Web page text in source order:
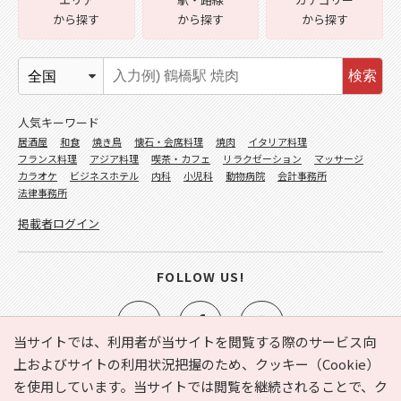
当サイトでは、利用者が当サイトを閲覧する際のサービス向
上およびサイトの利用状況把握のため、クッキー（Cookie）
を使用しています。当サイトでは閲覧を継続されることで、ク
e-NAVITA（イーナビタ）とは？ お気に入り ヘルプ
から探す
から探す
から探す
検索
人気キーワード
居酒屋 和食 焼き鳥 懐石・会席料理 焼肉
イタリア料理
フランス料理
アジア料理 喫茶・カフェ リラクゼーション
マッサージ
カラオケ
ビジネスホテル 内科 小児科 動物病院
会計事務所
法律事務所
掲載者ログイン
FOLLOW US!